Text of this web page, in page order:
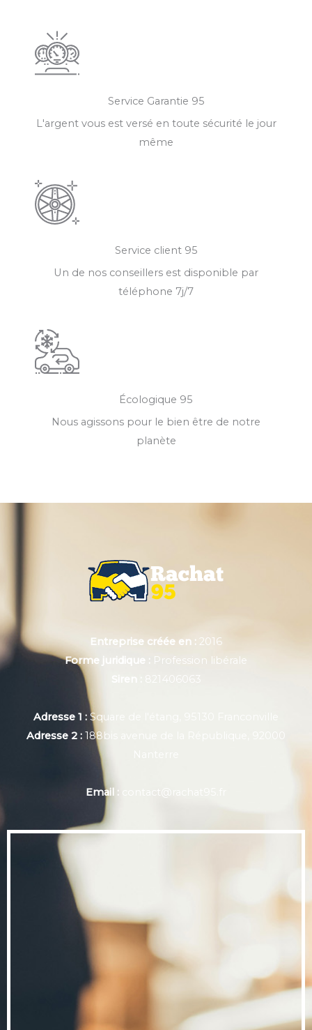
Service Garantie 95
L'argent vous est versé en toute sécurité le jour
même
Service client 95
Un de nos conseillers est disponible par
téléphone 7j/7
Écologique 95
Nous agissons pour le bien être de notre
planète
Entreprise créée en : 2016
Forme juridique : Profession libérale
821406063
Adresse 1 : Square de l'étang, 95130 Franconville
Adresse 2 : 188bis avenue de la République, 92000
Email : contact@rachat95.fr